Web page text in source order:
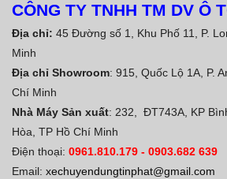
CÔNG TY TNHH TM DV Ô
Địa chỉ: 45 Đường số 1, Khu Phố 11, P.
Minh
Địa chỉ Showroom: 915, Quốc Lộ 1A, P.
Chí Minh
Nhà Máy Sản xuất: 232, ĐT743A, KP
Hòa, TP Hồ Chí Minh
Điện thoại: 0961.810.179 - 0903.682 639
Email: xechuyendungtinphat@gmail.com